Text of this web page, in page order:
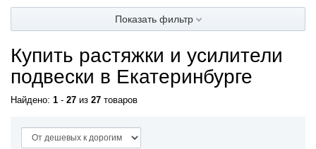
Показать фильтр
Купить растяжки и усилители
подвески в Екатеринбурге
Найдено: 1 - 27 из 27 товаров